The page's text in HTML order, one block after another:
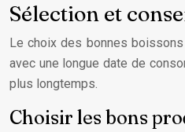
Sélection et
Le choix des bonnes
avec une longue date de
plus longtemps.
Choisir les bons